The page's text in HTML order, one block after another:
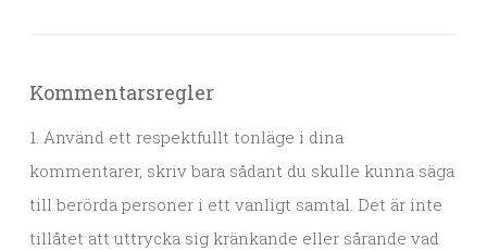
Kommentarsregler
1. Använd ett respektfullt tonläge i dina
kommentarer, skriv bara sådant du skulle kunna säga
till berörda personer i ett vanligt samtal. Det är inte
tillåtet att uttrycka sig kränkande eller sårande vad